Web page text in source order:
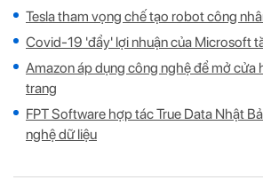
Tesla tham vọng chế tạo robot công
Covid-19 'đẩy' lợi nhuận của Microsoft
Amazon áp dụng công nghệ để mở cửa
trang
FPT Software hợp tác True Data Nhật
nghệ dữ liệu